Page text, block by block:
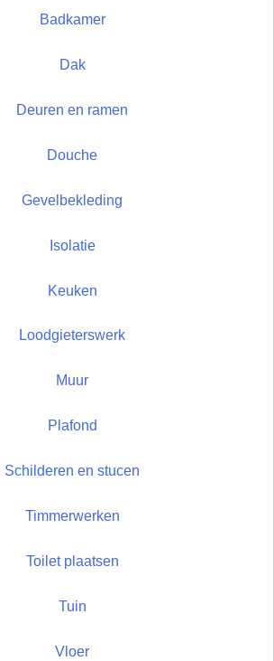
Badkamer
Dak
Deuren en ramen
Douche
Gevelbekleding
Isolatie
Keuken
Loodgieterswerk
Muur
Plafond
Schilderen en stucen
Timmerwerken
Toilet plaatsen
Tuin
Vloer